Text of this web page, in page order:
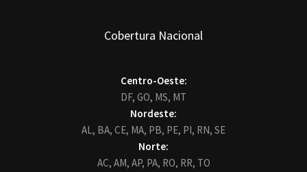
Cobertura Nacional
Centro-Oeste:
DF, GO, MS, MT
Nordeste:
AL, BA, CE, MA, PB, PE, PI, RN, SE
Norte:
AC, AM, AP, PA, RO, RR, TO